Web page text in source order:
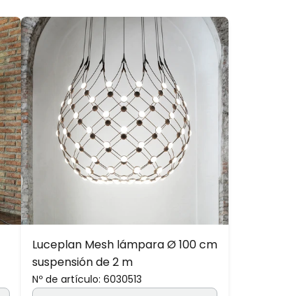
Luceplan Mesh lámpara Ø 100 cm
suspensión de 2 m
Nº de artículo: 6030513